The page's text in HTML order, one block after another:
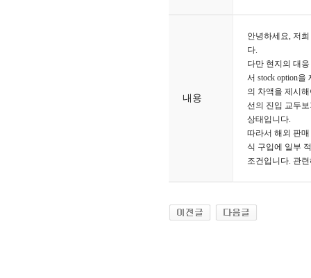
내용
안녕하세요, 저
다.
다만 현지의 대
서 stock option
의 차액을 제시
선의 진입 교두
상태입니다.
따라서 해외 판
식 구입에 일부
조건입니다. 관